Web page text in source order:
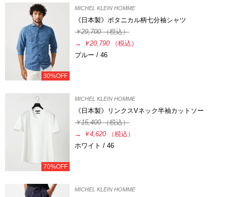
30%OFF
MICHEL KLEIN HOMME
《日本製》ボタニカル柄七分袖シャツ
￥29,700（税込）
→
￥20,790
（税込）
ブルー / 46
70%OFF
MICHEL KLEIN HOMME
《日本製》リンクスVネック半袖カットソー
￥15,400（税込）
→
￥4,620
（税込）
ホワイト / 46
MICHEL KLEIN HOMME